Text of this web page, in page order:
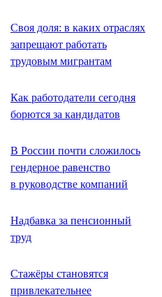
Своя доля: в каких отраслях
запрещают работать
трудовым мигрантам
Как работодатели сегодня
борются за кандидатов
В России почти сложилось
гендерное равенство
в руководстве компаний
Надбавка за пенсионный
труд
Стажёры становятся
привлекательнее